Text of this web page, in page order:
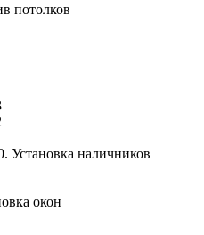
потолков
Установка наличников
окон